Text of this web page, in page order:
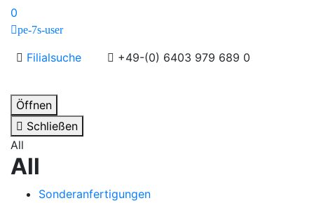
0
pe-7s-user
Filialsuche +49-(0) 6403 979 689 0
Öffnen
Schließen
All
All
Sonderanfertigungen